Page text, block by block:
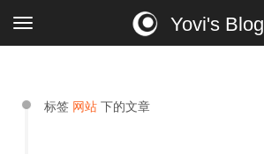
Yovi's Blog
标签 网站 下的文章